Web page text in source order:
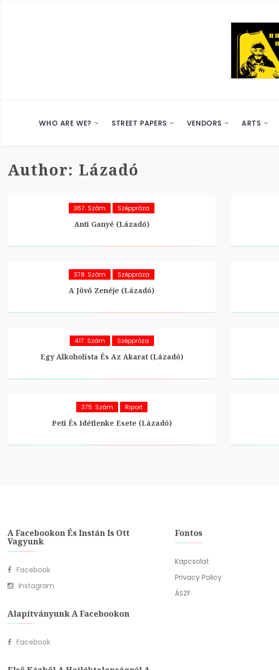
WHO ARE WE? STREET PAPERS VENDORS ARTS
Author: Lázadó
367. Szám Széppróza
Anti Ganyé (Lázadó)
378. Szám Széppróza
A Jövő Zenéje (Lázadó)
417. Szám Széppróza
Egy Alkoholista És Az Akarat (Lázadó)
375. Szám Riport
Peti És Idétlenke Esete (Lázadó)
A Facebookon És Instán Is Ott
Vagyunk
Facebook
Instagram
Alapítványunk A Facebookon
Facebook
Fontos
Kapcsolat
Privacy Policy
ÁSZF